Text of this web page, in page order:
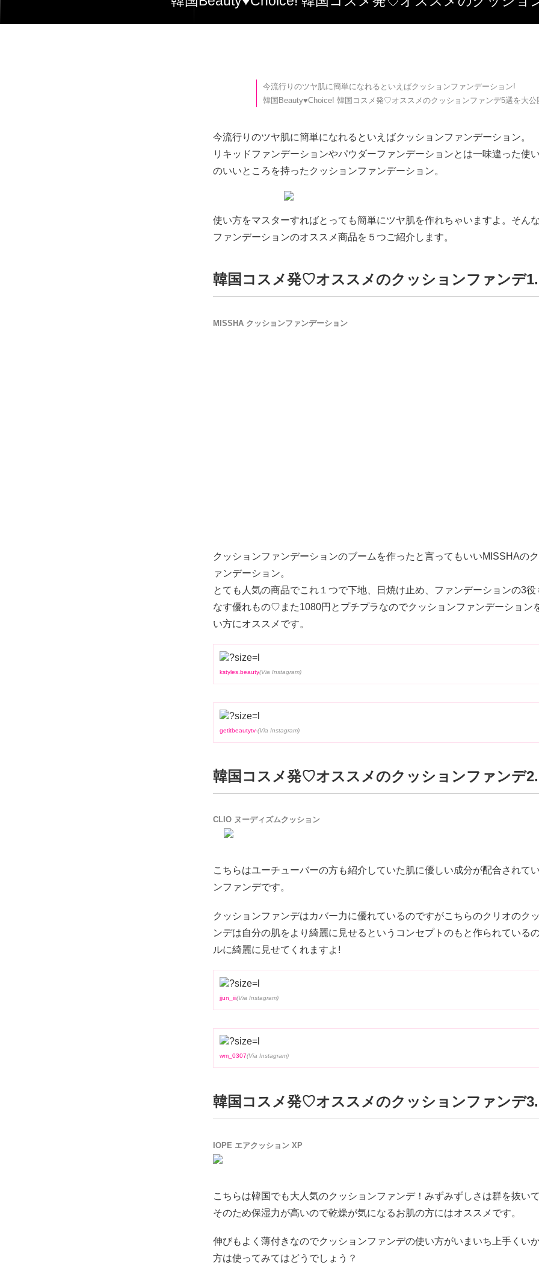
今流行りのツヤ肌に簡単になれるといえばクッションファンデーション!
韓国Beauty♥Choice! 韓国コスメ発♡オススメのクッションファンデ5選を大公
今流行りのツヤ肌に簡単になれるといえばクッションファンデーション。
リキッドファンデーションやパウダーファンデーションとは一味違った使
のいいところを持ったクッションファンデーション。
使い方をマスターすればとっても簡単にツヤ肌を作れちゃいますよ。そん
ファンデーションのオススメ商品を５つご紹介します。
韓国コスメ発♡オススメのクッションファンデ
MISSHA クッションファンデーション
クッションファンデーションのブームを作ったと言ってもいいMISSHAの
ァンデーション。
とても人気の商品でこれ１つで下地、日焼け止め、ファンデーションの3役
なす優れもの♡また1080円とプチプラなのでクッションファンデーション
い方にオススメです。
kstyles.beauty
getitbeautytv-
韓国コスメ発♡オススメのクッションファンデ
CLIO ヌーディズムクッション
こちらはユーチューバーの方も紹介していた肌に優しい成分が配合されて
ンファンデです。
クッションファンデはカバー力に優れているのですがこちらのクリオのク
ンデは自分の肌をより綺麗に見せるというコンセプトのもと作られている
ルに綺麗に見せてくれますよ!
jjun_iii
wm_0307
韓国コスメ発♡オススメのクッションファンデ
IOPE エアクッション XP
こちらは韓国でも大人気のクッションファンデ！みずみずしさは群を抜いて
そのため保湿力が高いので乾燥が気になるお肌の方にはオススメです。
伸びもよく薄付きなのでクッションファンデの使い方がいまいち上手くい
方は使ってみてはどうでしょう？